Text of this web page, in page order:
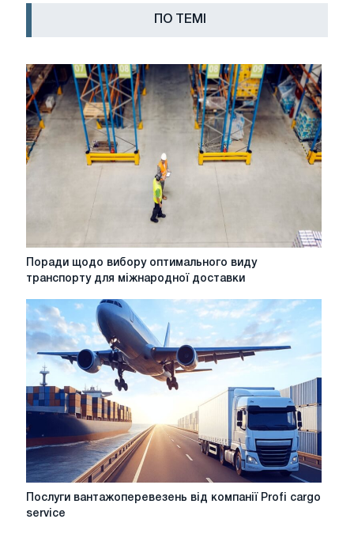
ПО ТЕМІ
Поради
оптимального
виду
транспорту
для
міжнародної
доставки
Поради щодо вибору оптимального виду
транспорту для міжнародної доставки
Послуги
вантажоперевезень
Послуги вантажоперевезень від компанії Profi cargo
service